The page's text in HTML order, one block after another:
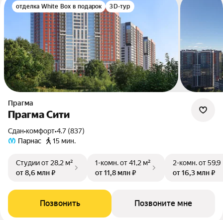
отделка White Box в подарок 3D-тур
Прагма
Прагма Сити
Сдан•комфорт•4.7 (837)
Парнас
15 мин.
Студииот 28,2 м²
от 8,6 млн ₽
1-комн.от 41,2 м²
от 11,8 млн ₽
2-комн.от 59,9
от 16,3 млн ₽
Позвонить Позвоните мне